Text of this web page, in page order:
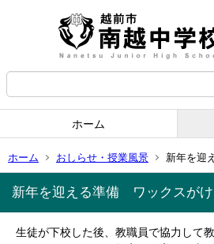
ホーム
ホーム おしらせ・授業風景 新年を迎
新年を迎える準備 ワックスがけ
生徒が下校した後、教職員で協力して